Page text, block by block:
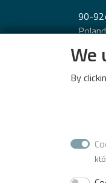
90-
Poland
We
By